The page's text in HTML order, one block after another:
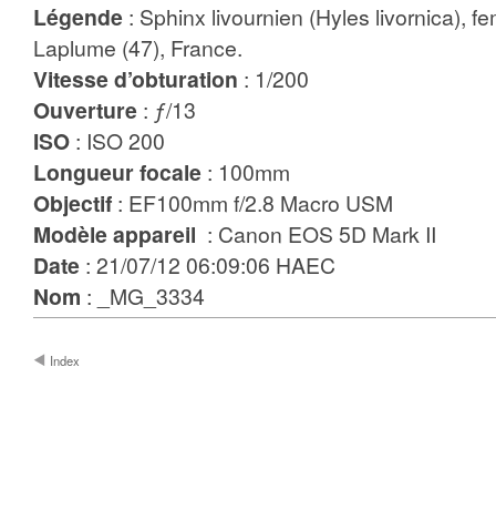
Légende : Sphinx livournien (Hyles livornica),
Laplume (47), France.
Vitesse d’obturation : 1/200
Ouverture : ƒ/13
ISO : ISO 200
Longueur focale : 100mm
Objectif : EF100mm f/2.8 Macro USM
Modèle appareil : Canon EOS 5D Mark II
Date : 21/07/12 06:09:06 HAEC
Nom : _MG_3334
Index